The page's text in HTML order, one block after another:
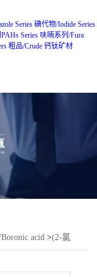
Series 碘代物/Iodide Series
Series 呋喃系列/Fura
粗品/Crude 钙钛矿材
acid >(2-氯